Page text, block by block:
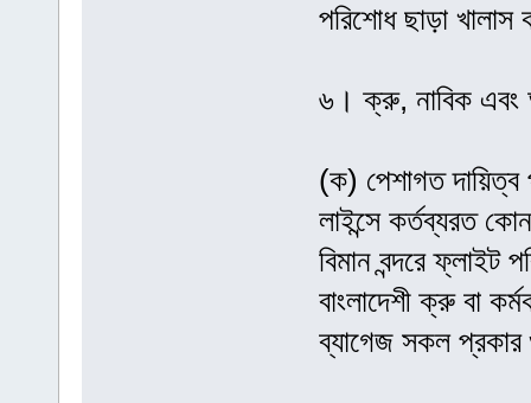
পরিশোধ ছাড়া খালাস
৬। ক্রু, নাবিক এবং
(ক) পেশাগত দায়িত্ব
লাইন্সে কর্তব্যরত
বিমান বন্দরে ফ্লাইট
বাংলাদেশী ক্রু বা
ব্যাগেজ সকল